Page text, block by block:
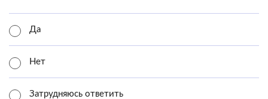
Да
Нет
Затрудняюсь ответить